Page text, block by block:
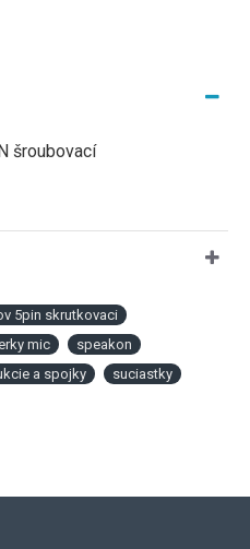
šroubovací
5pin skrutkovaci
mic
speakon
a spojky suciastky